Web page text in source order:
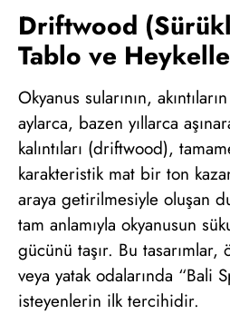
Driftwood
Tablo ve
Okyanus sularının,
aylarca, bazen yıllarca
kalıntıları (driftwood),
karakteristik mat bir ton
araya getirilmesiyle oluşan
tam anlamıyla okyanusun
gücünü taşır. Bu tasarımlar,
veya yatak odalarında “Bali
isteyenlerin ilk tercihidir.